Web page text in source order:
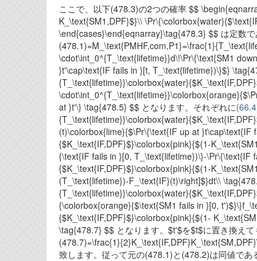
ここで、以下(478.3)の2つの確率 $$
K_\text{SM1,DPF}$}\\
\end{cases}\end{eqnarray}\tag{478.3} $$ は定数
\cdot\int_0^{T_\text{lifetime}}d\!\Pr\{\text{SM1
}t'\cap\text{IF fails in }[t, T_\text{lifetime})\}$}
at }t'\} \tag{478.5} $$ となります。それぞれに
(t)\colorbox{lime}{$\Pr\{\text{IF up at
{$K_\text{IF,DPF}$}\colorbox{pink}{$(1-
{\text{IF fails in }[0, T_\text{lifetime})\}-
{$K_\text{IF,DPF}$}\colorbox{pink}{$(1-
(T_\text{lifetime})-F_\text{IF}(t)\right]$}dt\\
{\colorbox{orange}{$\text{SM1 fails in }[0,
{$K_\text{IF,DPF}$}\colorbox{pink}{$(1-
\tag{478.7} $$ となります。$t'$を$t$に置き換え
致します。従って元の(478.1)と(478.2)は同値であ